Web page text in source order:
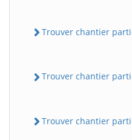
Trouver chantier
Trouver chantier
Trouver chantier